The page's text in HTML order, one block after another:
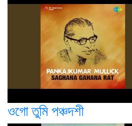
ওগো তুমি পঞ্চদশী